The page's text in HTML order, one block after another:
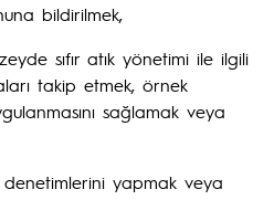
bildirilmek,
sıfır atık yönetimi ile ilgili
takip etmek, örnek
sağlamak veya
yapmak veya